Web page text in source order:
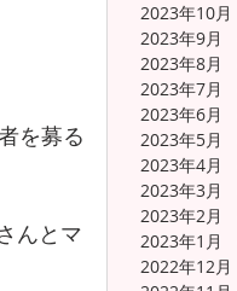
を募る
んとマ
2023年10月
2023年9月
2023年8月
2023年7月
2023年6月
2023年5月
2023年4月
2023年3月
2023年2月
2023年1月
2022年12月